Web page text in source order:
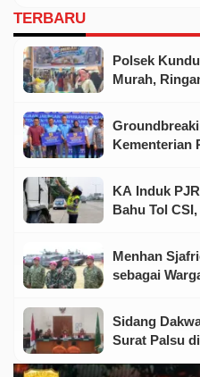
TERBARU
Polsek
Murah,
Kementerian
KA Induk
Bahu Tol
Menhan
sebagai
Sidang
Surat Palsu